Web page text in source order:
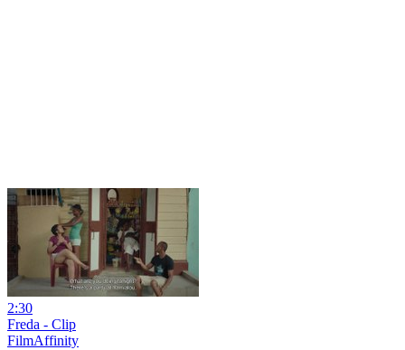
2:30
Freda - Clip
FilmAffinity